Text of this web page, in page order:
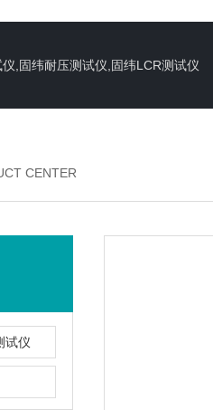
,固纬耐压测试仪,固纬LCR测试仪
CENTER
试仪